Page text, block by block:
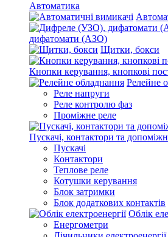
Автоматика
дифатомати (АЗО)
Щитки, бокси
Кнопки керування, кнопкові
Релейне
Реле напруги
Реле контролю фаз
Проміжне реле
Пускачі, контактори та
Пускачі
Контактори
Теплове реле
Котушки керування
Блок затримки
Блок додаткових контактів
Облік
Енергометри